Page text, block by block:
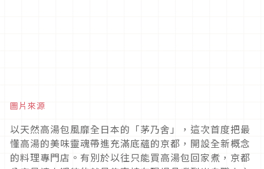
圖片來源
以天然高湯包風靡全日本的「茅乃舍」，這次首度把最
懂高湯的美味靈魂帶進充滿底蘊的京都，開設全新概念
的料理專門店。有別於以往只能買高湯包回家煮，京都